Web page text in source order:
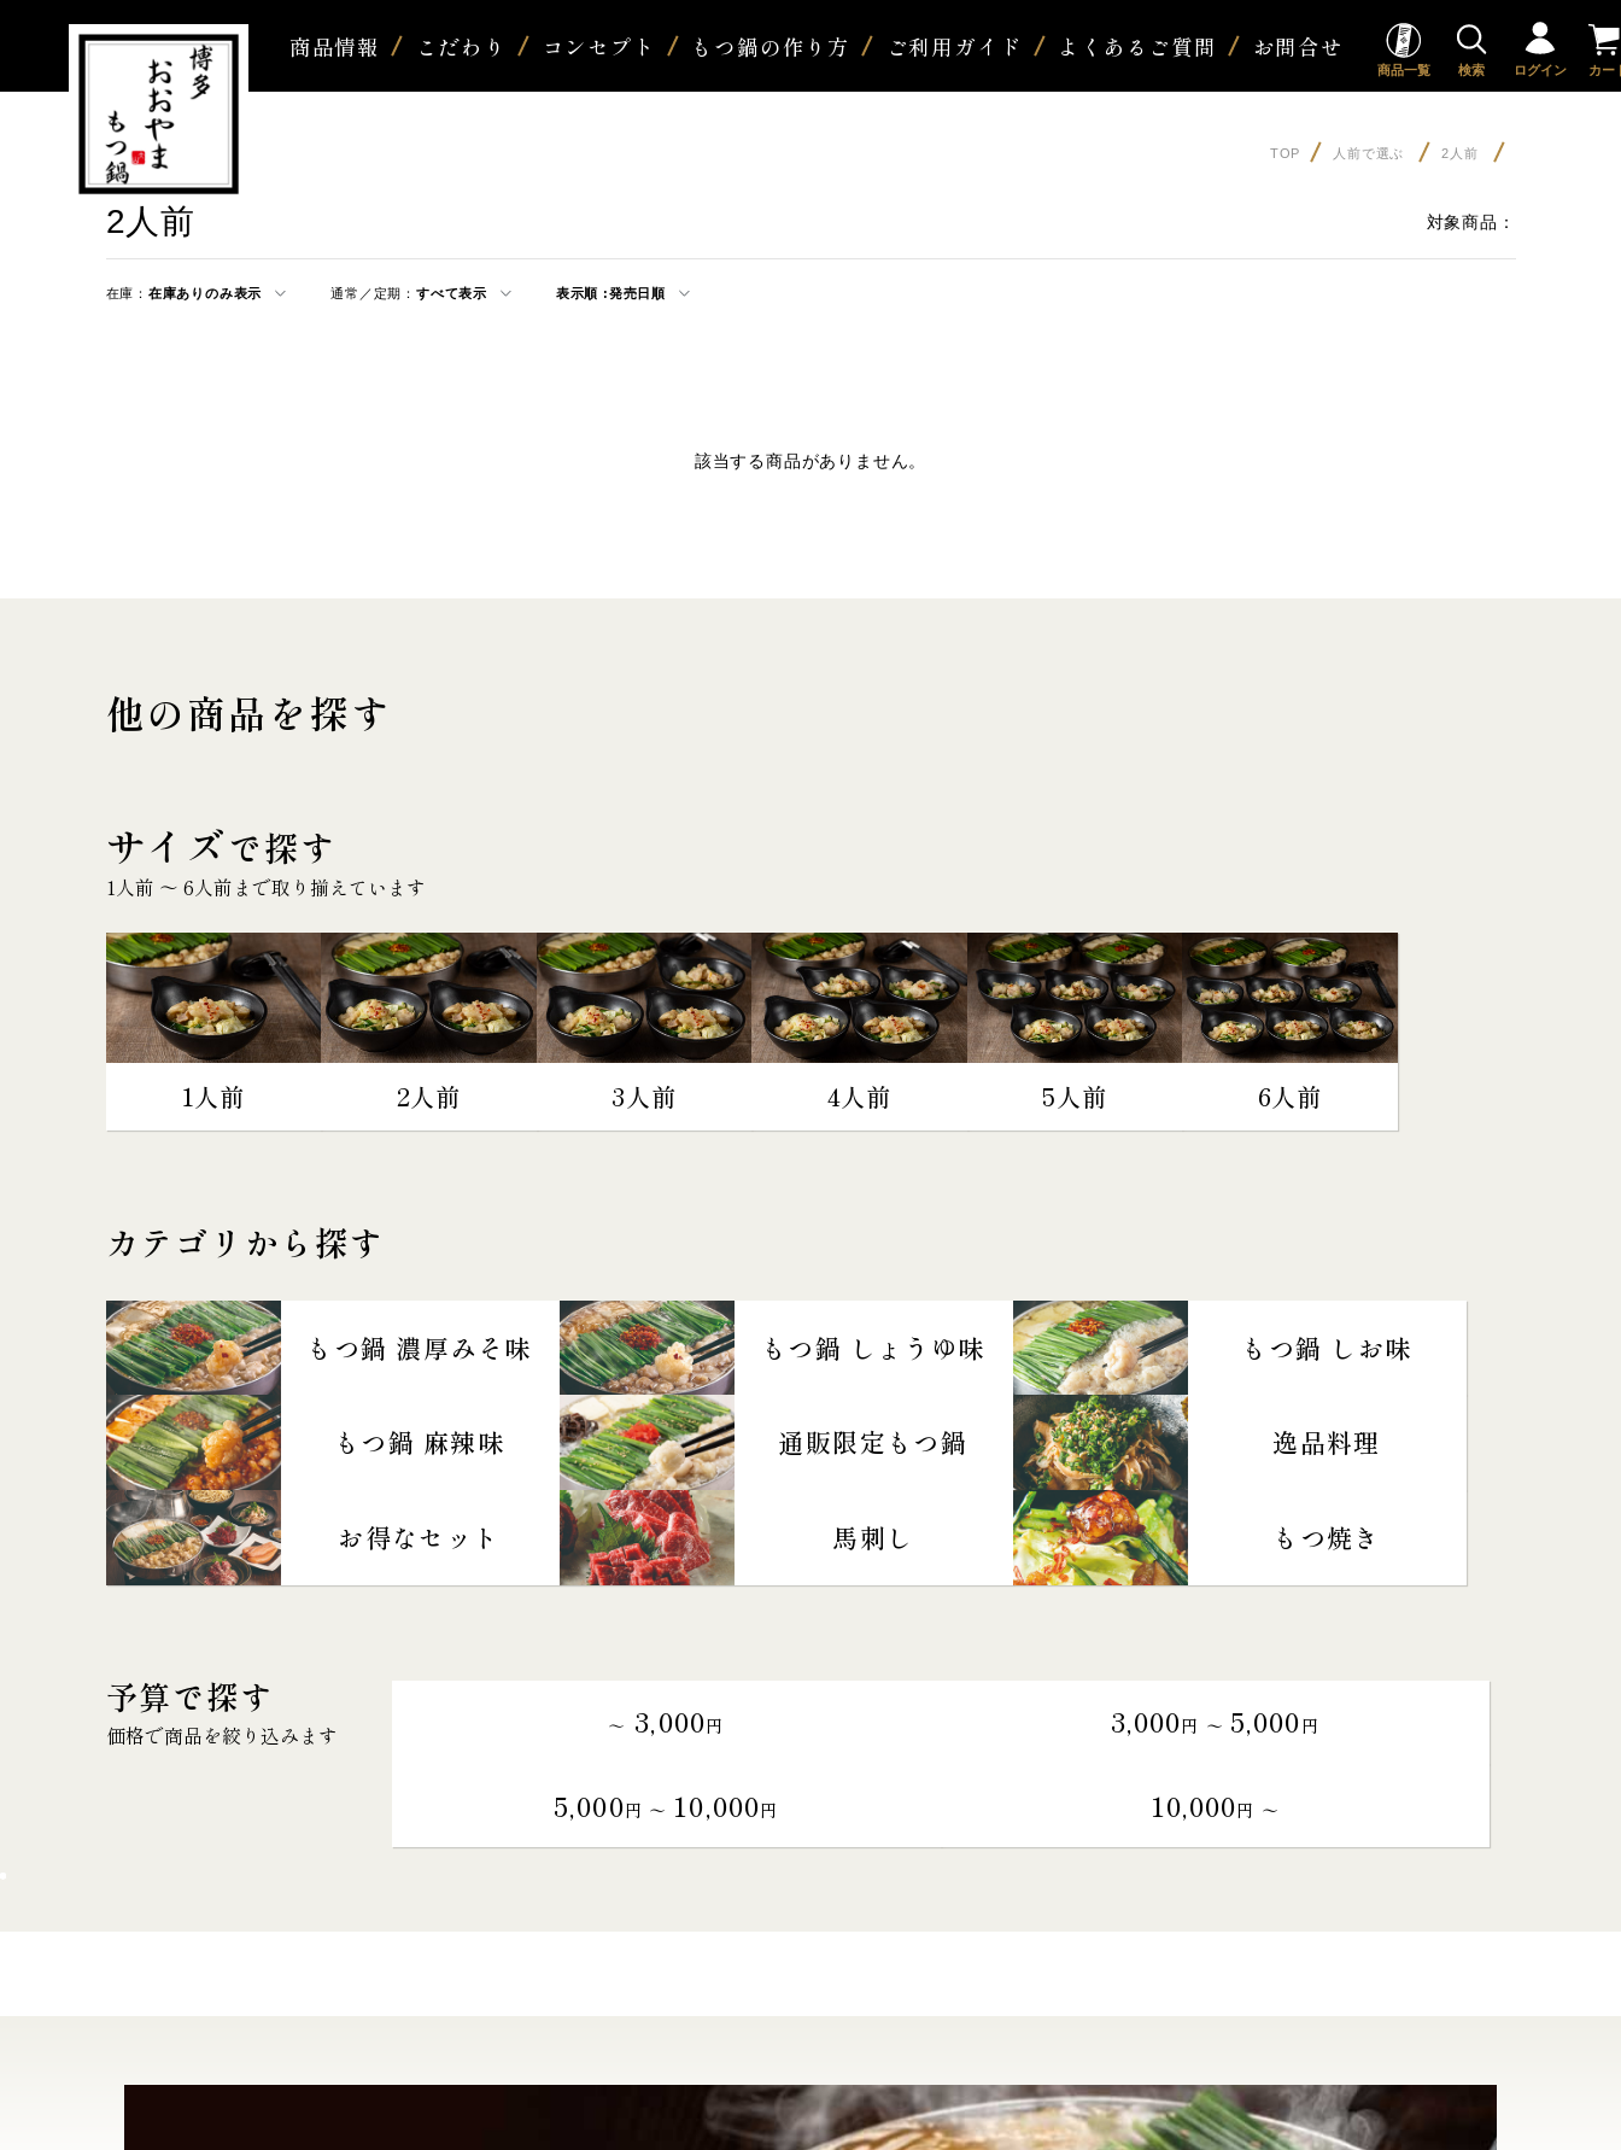
商品情報 こだわり コンセプト もつ鍋の作り方 ご利用ガイド よくあるご質問 お問合せ
商品一覧 検索 ログイン カー
TOP 人前で選ぶ 2人前
2人前 対象商品：
在庫： 在庫ありのみ表示 通常／定期： すべて表示 表示順 :発売日順
該当する商品がありません。
他の商品を探す
サイズで探す
1人前 〜 6人前まで取り揃えています
1人前 2人前 3人前 4人前 5人前 6人前
カテゴリから探す
もつ鍋 濃厚みそ味 もつ鍋 しょうゆ味 もつ鍋 しお味
もつ鍋 麻辣味 通販限定もつ鍋 逸品料理
お得なセット 馬刺し もつ焼き
予算で探す
価格で商品を絞り込みます ～ 3,000円 3,000円 〜 5,000円
5,000円 〜 10,000円 10,000円 〜